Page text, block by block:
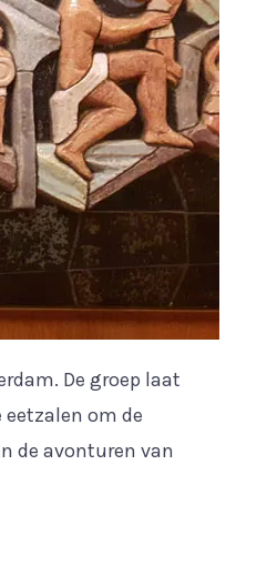
De groep laat
om de
de avonturen van